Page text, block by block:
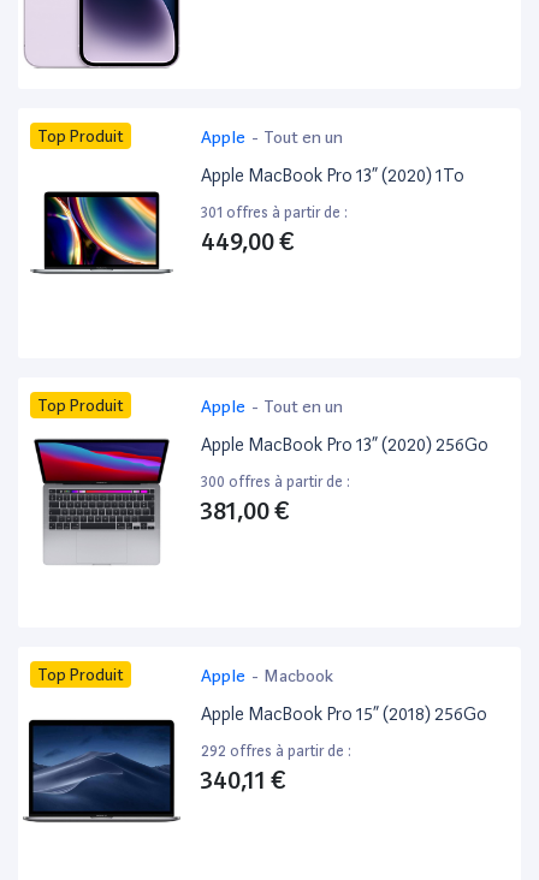
Top Produit Apple - Tout en un
Apple MacBook Pro 13” (2020) 1To
301 offres à partir de :
449,00 €
Top Produit Apple - Tout en un
Apple MacBook Pro 13” (2020) 256Go
300 offres à partir de :
381,00 €
Top Produit Apple - Macbook
Apple MacBook Pro 15” (2018) 256Go
292 offres à partir de :
340,11 €